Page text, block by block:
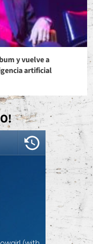
y vuelve a
artificial